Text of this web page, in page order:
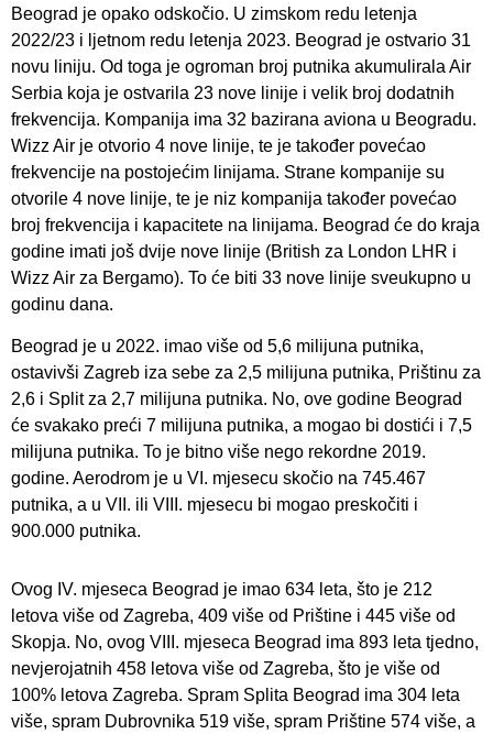
Beograd je opako odskočio. U zimskom redu letenja
2022/23 i ljetnom redu letenja 2023. Beograd je ostvario 31
novu liniju. Od toga je ogroman broj putnika akumulirala Air
Serbia koja je ostvarila 23 nove linije i velik broj dodatnih
frekvencija. Kompanija ima 32 bazirana aviona u Beogradu.
Wizz Air je otvorio 4 nove linije, te je također povećao
frekvencije na postojećim linijama. Strane kompanije su
otvorile 4 nove linije, te je niz kompanija također povećao
broj frekvencija i kapacitete na linijama. Beograd će do kraja
godine imati još dvije nove linije (British za London LHR i
Wizz Air za Bergamo). To će biti 33 nove linije sveukupno u
godinu dana.
Beograd je u 2022. imao više od 5,6 milijuna putnika,
ostavivši Zagreb iza sebe za 2,5 milijuna putnika, Prištinu za
2,6 i Split za 2,7 milijuna putnika. No, ove godine Beograd
će svakako preći 7 milijuna putnika, a mogao bi dostići i 7,5
milijuna putnika. To je bitno više nego rekordne 2019.
godine. Aerodrom je u VI. mjesecu skočio na 745.467
putnika, a u VII. ili VIII. mjesecu bi mogao preskočiti i
900.000 putnika.
Ovog IV. mjeseca Beograd je imao 634 leta, što je 212
letova više od Zagreba, 409 više od Prištine i 445 više od
Skopja. No, ovog VIII. mjeseca Beograd ima 893 leta tjedno,
nevjerojatnih 458 letova više od Zagreba, što je više od
100% letova Zagreba. Spram Splita Beograd ima 304 leta
više, spram Dubrovnika 519 više, spram Prištine 574 više, a